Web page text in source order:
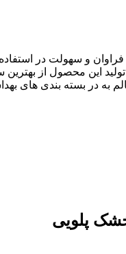
و سهولت در
این محصول از بهترین
به در بسته بندی های
پلویی